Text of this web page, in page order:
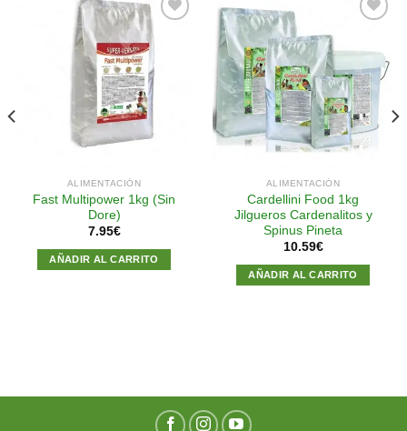
Añadir
lista de
ALIMENTACIÓN
Fast Multipower 1kg (Sin
Dore)
7.95€
AÑADIR AL CARRITO
Añadir
a la
lista de
deseos
ALIMENTACIÓN
Cardellini Food 1kg
Jilgueros Cardenalitos y
Spinus Pineta
10.59€
AÑADIR AL CARRITO